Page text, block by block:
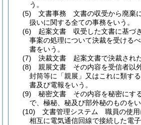
う。
(5)
文書事務 文書の収受から廃棄
扱いに関する全ての事務をいう。
(6)
起案文書 収受した文書に基づ
事案の処理について決裁を受ける
書をいう。
(7)
決裁文書 起案文書で決裁された
(8)
親展文書 その内容を受信者以
封筒等に「親展」又はこれに類す
書及び電報をいう。
(9)
秘密文書 その内容を秘密にす
で、極秘、秘及び部外秘のものをい
(10)
文書管理システム 職員の使用
相互に電気通信回線で接続した電